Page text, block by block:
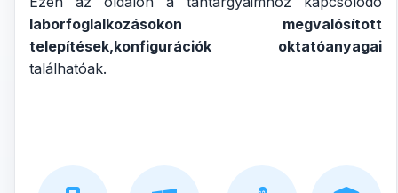
laborfoglalkozásokon megvalósított
telepítések,konfigurációk oktatóanyagai
találhatóak.